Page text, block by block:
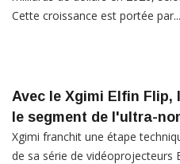
Cette croissance est portée par...
Avec le Xgimi Elfin Flip,
le segment de l'ultra-
Xgimi franchit une étape
de sa série de vidéoprojecteurs